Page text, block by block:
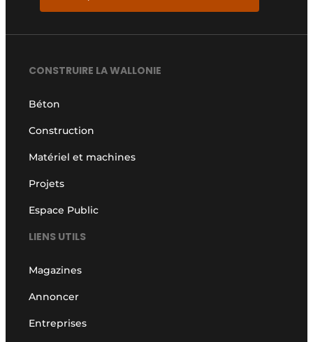
CONSTRUIRE LA WALLONIE
Béton
Construction
Matériel et machines
Projets
Espace Public
LIENS UTILS
Magazines
Annoncer
Entreprises